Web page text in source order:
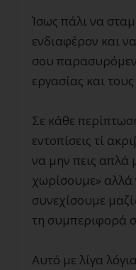
Ίσως πάλι να
ενδιαφέρον και
σου
εργασίας και
Σε κάθε
εντοπίσεις τί
να μην πεις απλά
χωρίσουμε» αλλά
συνεχίσουμε
τη συμπεριφορά
Αυτό με λίγα